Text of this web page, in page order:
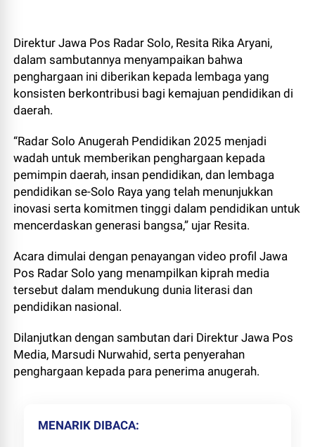
Direktur Jawa Pos Radar Solo, Resita Rika Aryani,
dalam sambutannya menyampaikan bahwa
penghargaan ini diberikan kepada lembaga yang
konsisten berkontribusi bagi kemajuan pendidikan di
daerah.
“Radar Solo Anugerah Pendidikan 2025 menjadi
wadah untuk memberikan penghargaan kepada
pemimpin daerah, insan pendidikan, dan lembaga
pendidikan se-Solo Raya yang telah menunjukkan
inovasi serta komitmen tinggi dalam pendidikan untuk
mencerdaskan generasi bangsa,” ujar Resita.
Acara dimulai dengan penayangan video profil Jawa
Pos Radar Solo yang menampilkan kiprah media
tersebut dalam mendukung dunia literasi dan
pendidikan nasional.
Dilanjutkan dengan sambutan dari Direktur Jawa Pos
Media, Marsudi Nurwahid, serta penyerahan
penghargaan kepada para penerima anugerah.
MENARIK DIBACA